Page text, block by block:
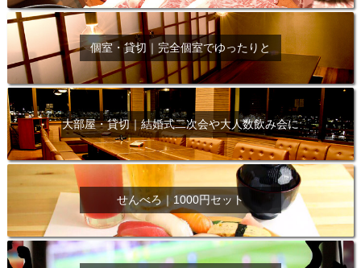
個室・貸切｜完全個室でゆったりと
大部屋・貸切｜結婚式二次会や大人数飲み会に
せんべろ｜1000円セット